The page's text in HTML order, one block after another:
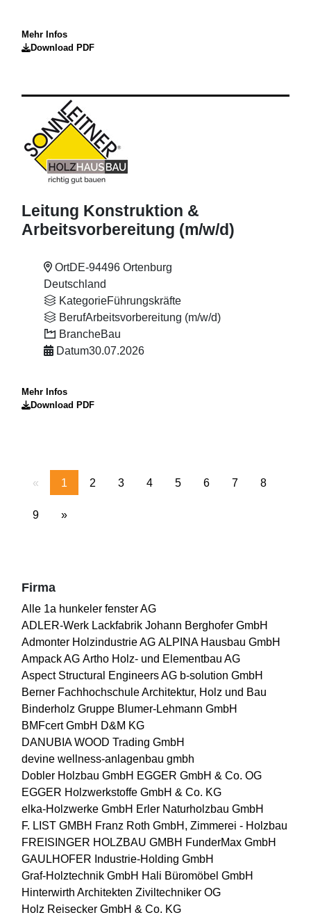
Mehr Infos
Download PDF
Leitung Konstruktion &
Arbeitsvorbereitung (m/w/d)
OrtDE-94496 Ortenburg
Deutschland
KategorieFührungskräfte
BerufArbeitsvorbereitung (m/w/d)
BrancheBau
Datum30.07.2026
Mehr Infos
Download PDF
« 1 2 3 4 5 6 7 8
9 »
Firma
Alle 1a hunkeler fenster AG
ADLER-Werk Lackfabrik Johann Berghofer GmbH
Admonter Holzindustrie AG ALPINA Hausbau GmbH
Ampack AG Artho Holz- und Elementbau AG
Aspect Structural Engineers AG b-solution GmbH
Berner Fachhochschule Architektur, Holz und Bau
Binderholz Gruppe Blumer-Lehmann GmbH
BMFcert GmbH D&M KG
DANUBIA WOOD Trading GmbH
devine wellness-anlagenbau gmbh
Dobler Holzbau GmbH EGGER GmbH & Co. OG
EGGER Holzwerkstoffe GmbH & Co. KG
elka-Holzwerke GmbH Erler Naturholzbau GmbH
F. LIST GMBH Franz Roth GmbH, Zimmerei - Holzbau
FREISINGER HOLZBAU GMBH FunderMax GmbH
GAULHOFER Industrie-Holding GmbH
Graf-Holztechnik GmbH Hali Büromöbel GmbH
Hinterwirth Architekten Ziviltechniker OG
Holz Reisecker GmbH & Co. KG